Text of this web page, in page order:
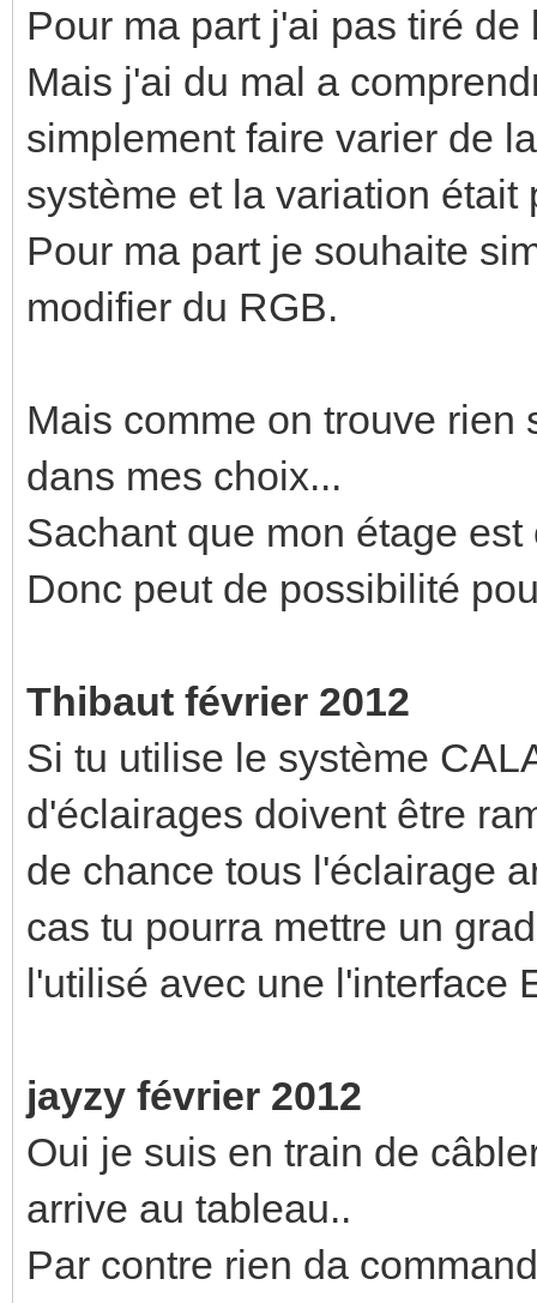
Pour ma part j'ai pas tiré
Mais j'ai du mal a
simplement faire varier de
système et la variation était
Pour ma part je souhaite
modifier du RGB.
Mais comme on trouve
dans mes choix...
Sachant que mon étage
Donc peut de possibilité
Thibaut février 2012
Si tu utilise le système
d'éclairages doivent être
de chance tous l'éclairage
cas tu pourra mettre un
l'utilisé avec une l'interface
jayzy février 2012
Oui je suis en train de
arrive au tableau..
Par contre rien da